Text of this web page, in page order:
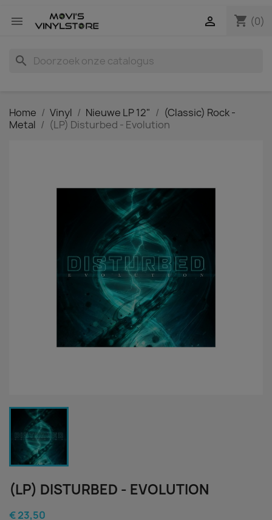
 shopping_cart (0)

search
Home Vinyl Nieuwe LP 12"
(Classic) Rock -
Metal
(LP) Disturbed - Evolution
(LP) DISTURBED - EVOLUTION
€ 23,50